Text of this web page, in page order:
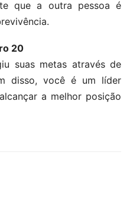
que a outra pessoa é
20
suas metas através de
disso, você é um líder
a melhor posição